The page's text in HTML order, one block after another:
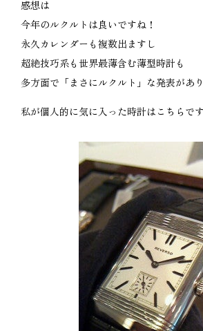
感想は
今年のルクルトは良いですね！
永久カレンダーも複数出ますし
超絶技巧系も世界最薄含む薄型時計も
多方面で「まさにルクルト」な発表があ
私が個人的に気に入った時計はこちらです